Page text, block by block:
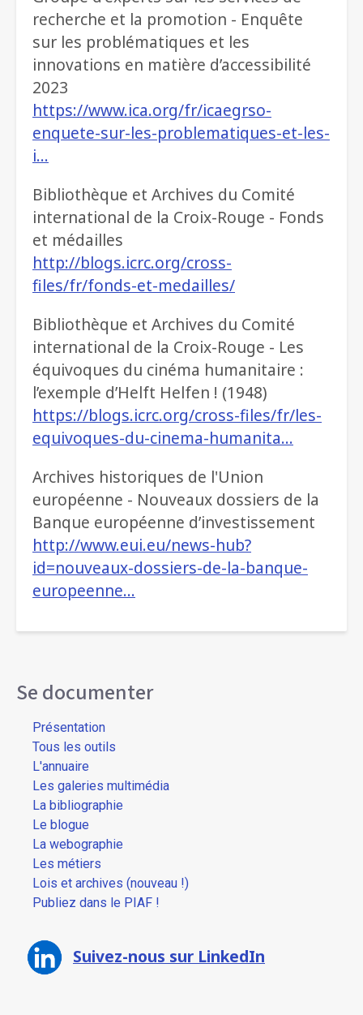
recherche et la promotion - Enquête
sur les problématiques et les
innovations en matière d’accessibilité
2023
https://www.ica.org/fr/icaegrso-
enquete-sur-les-problematiques-et-les-
i…
Bibliothèque et Archives du Comité
international de la Croix-Rouge - Fonds
et médailles
http://blogs.icrc.org/cross-
files/fr/fonds-et-medailles/
Bibliothèque et Archives du Comité
international de la Croix-Rouge - Les
équivoques du cinéma humanitaire :
l’exemple d’Helft Helfen ! (1948)
https://blogs.icrc.org/cross-files/fr/les-
equivoques-du-cinema-humanita…
Archives historiques de l'Union
européenne - Nouveaux dossiers de la
Banque européenne d’investissement
http://www.eui.eu/news-hub?
id=nouveaux-dossiers-de-la-banque-
europeenne…
Se documenter
Présentation
Tous les outils
L'annuaire
Les galeries multimédia
La bibliographie
Le blogue
La webographie
Les métiers
Lois et archives (nouveau !)
Publiez dans le PIAF !
Suivez-nous sur LinkedIn